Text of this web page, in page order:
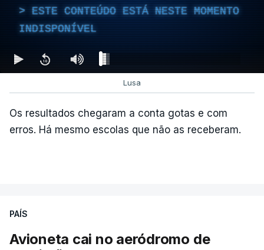
ESTE CONTEÚDO ESTÁ NESTE MOMENTO
INDISPONÍVEL
Lusa
Os resultados chegaram a conta gotas e com
erros. Há mesmo escolas que não as receberam.
PAÍS
Avioneta cai no aeródromo de